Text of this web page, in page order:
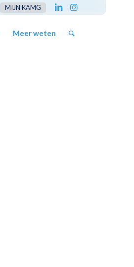
MIJN KAMG
Meer weten